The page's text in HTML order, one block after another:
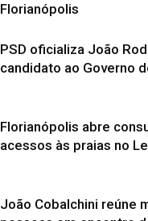
Florianópolis
PSD oficializa João
candidato ao Governo
Florianópolis abre
acessos às praias no
João Cobalchini reúne